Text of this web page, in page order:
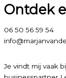
Ontdek
06 50 56 59 54
Je vindt mij vaak